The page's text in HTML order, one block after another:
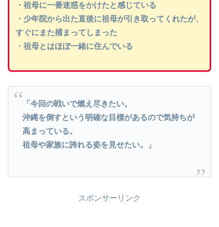
・祖母に一番迷惑をかけたと感じている
・少年院から出た直後に祖母が引き取ってくれたが、
すぐにまた捕まってしまった
・祖母とはほぼ一緒に住んでいる
「今回の戦いで燃え尽きたい。
沖縄を倒すという明確な目標があるので気持ちが
高まっている。
祖母や家族に誇れる姿を見せたい。」
スポンサーリンク